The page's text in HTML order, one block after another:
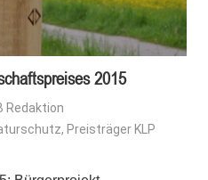
2015
Redaktion
, Preisträger KLP